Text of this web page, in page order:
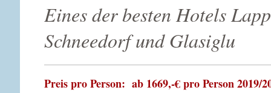
Eines der besten Hotels
Schneedorf und Glasiglu
Preis pro Person: ab 1669,-€ pro Person 2019/